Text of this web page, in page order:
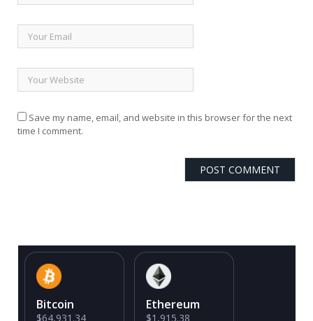
Save my name, email, and website in this browser for the next
time I comment.
Bitcoin
$64,931.34
Ethereum
$1,915.38